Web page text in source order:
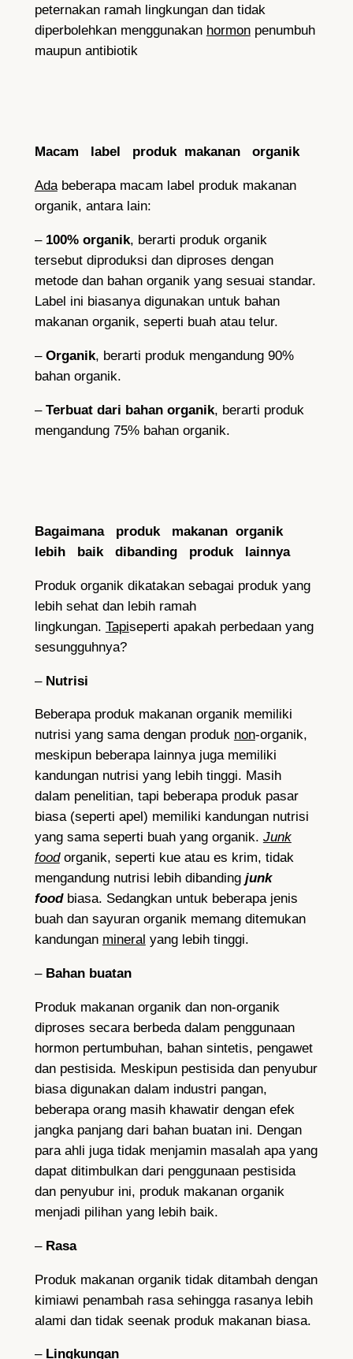
peternakan ramah lingkungan dan tidak
diperbolehkan menggunakan hormonpenumbuh
maupun antibiotik
Macam label produk makanan organik
Adabeberapa macam label produk makanan
organik, antara lain:
– 100% organik, berarti produk organik
tersebut diproduksi dan diproses dengan
metode dan bahan organik yang sesuai standar.
Label ini biasanya digunakan untuk bahan
makanan organik, seperti buah atau telur.
– Organik, berarti produk mengandung 90%
bahan organik.
– Terbuat dari bahan organik, berarti produk
mengandung 75% bahan organik.
Bagaimana produk makanan organik
lebih baik dibanding produk lainnya
Produk organik dikatakan sebagai produk yang
lebih sehat dan lebih ramah
lingkungan. Tapiseperti apakah perbedaan yang
sesungguhnya?
– Nutrisi
Beberapa produk makanan organik memiliki
nutrisi yang sama dengan produk non-organik,
meskipun beberapa lainnya juga memiliki
kandungan nutrisi yang lebih tinggi. Masih
dalam penelitian, tapi beberapa produk pasar
biasa (seperti apel) memiliki kandungan nutrisi
yang sama seperti buah yang organik. Junk
foodorganik, seperti kue atau es krim, tidak
mengandung nutrisi lebih dibanding junk
food biasa. Sedangkan untuk beberapa jenis
buah dan sayuran organik memang ditemukan
kandungan mineral yang lebih tinggi.
– Bahan buatan
Produk makanan organik dan non-organik
diproses secara berbeda dalam penggunaan
hormon pertumbuhan, bahan sintetis, pengawet
dan pestisida. Meskipun pestisida dan penyubur
biasa digunakan dalam industri pangan,
beberapa orang masih khawatir dengan efek
jangka panjang dari bahan buatan ini. Dengan
para ahli juga tidak menjamin masalah apa yang
dapat ditimbulkan dari penggunaan pestisida
dan penyubur ini, produk makanan organik
menjadi pilihan yang lebih baik.
– Rasa
Produk makanan organik tidak ditambah dengan
kimiawi penambah rasa sehingga rasanya lebih
alami dan tidak seenak produk makanan biasa.
– Lingkungan